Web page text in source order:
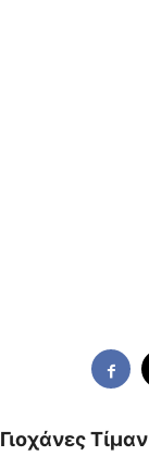
Γιοχάνες Τίμαν